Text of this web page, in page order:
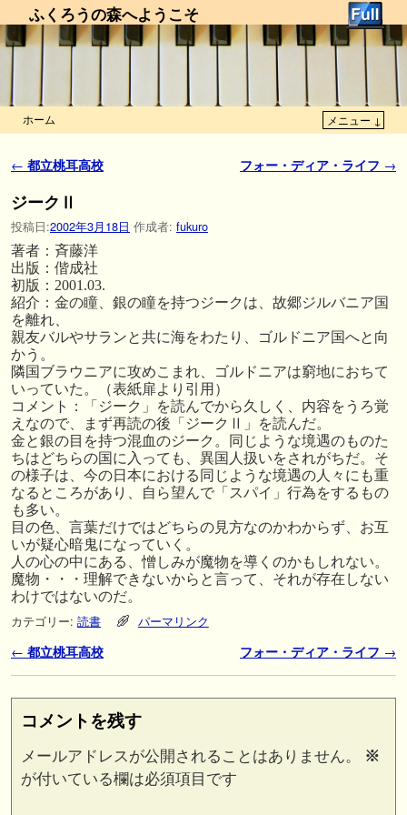
ふくろうの森へようこそ
ホーム メニュー ↓
投稿ナビゲーション
← 都立桃耳高校 フォー・ディア・ライフ →
ジークⅡ
投稿日:2002年3月18日 作成者: fukuro
著者：斉藤洋
出版：偕成社
初版：2001.03.
紹介：金の瞳、銀の瞳を持つジークは、故郷ジルバニア国
を離れ、
親友バルやサランと共に海をわたり、ゴルドニア国へと向
かう。
隣国ブラウニアに攻めこまれ、ゴルドニアは窮地におちて
いっていた。（表紙扉より引用）
コメント：「ジーク」を読んでから久しく、内容をうろ覚
えなので、まず再読の後「ジークⅡ」を読んだ。
金と銀の目を持つ混血のジーク。同じような境遇のものた
ちはどちらの国に入っても、異国人扱いをされがちだ。そ
の様子は、今の日本における同じような境遇の人々にも重
なるところがあり、自ら望んで「スパイ」行為をするもの
も多い。
目の色、言葉だけではどちらの見方なのかわからず、お互
いが疑心暗鬼になっていく。
人の心の中にある、憎しみが魔物を導くのかもしれない。
魔物・・・理解できないからと言って、それが存在しない
わけではないのだ。
カテゴリー: 読書 パーマリンク
投稿ナビゲーション
← 都立桃耳高校 フォー・ディア・ライフ →
コメントを残す
メールアドレスが公開されることはありません。
※
が付いている欄は必須項目です